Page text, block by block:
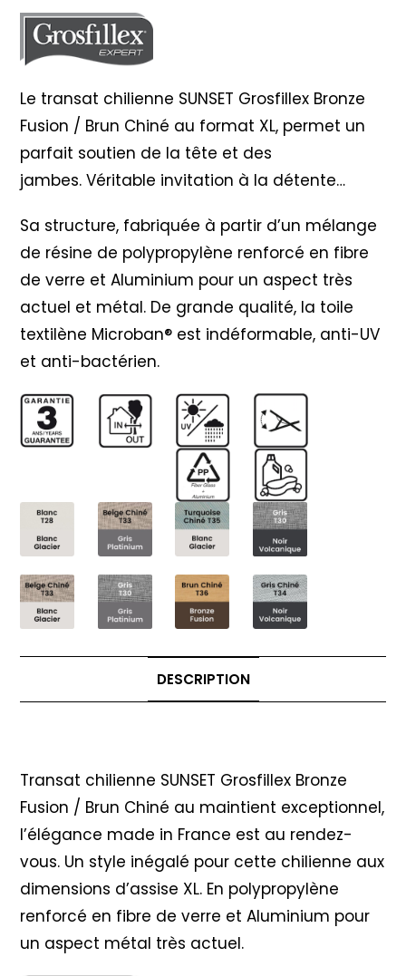
Brun
Chiné
Le transat chilienne SUNSET Grosfillex Bronze
Fusion / Brun Chiné au format XL, permet un
parfait soutien de la tête et des
jambes. Véritable invitation à la détente…
Sa structure, fabriquée à partir d’un mélange
de résine de polypropylène renforcé en fibre
de verre et Aluminium pour un aspect très
actuel et métal. De grande qualité, la toile
textilène Microban® est indéformable, anti-UV
et anti-bactérien.
DESCRIPTION
Transat chilienne SUNSET Grosfillex Bronze
Fusion / Brun Chiné au maintient exceptionnel,
l’élégance made in France est au rendez-
vous. Un style inégalé pour cette chilienne aux
dimensions d’assise XL. En polypropylène
renforcé en fibre de verre et Aluminium pour
un aspect métal très actuel.